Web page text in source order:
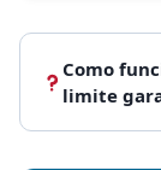
Como
limite